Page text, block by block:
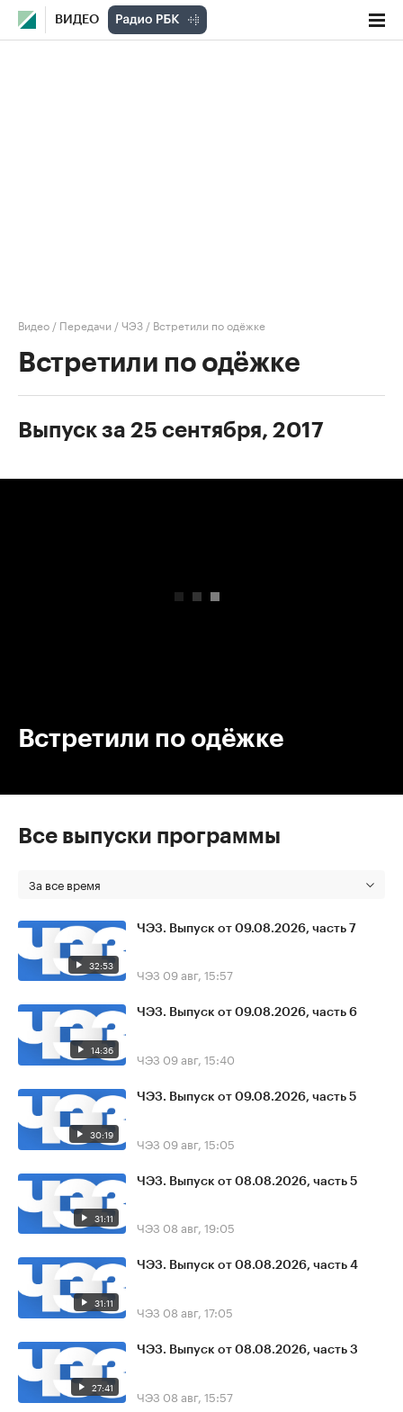
ВИДЕО
Видео / Передачи /ЧЭЗ / Встретили по одёжке
Встретили по одёжке
Выпуск за 25 сентября, 2017
Встретили по одёжке
Все выпуски программы
За все время
32:53
ЧЭЗ. Выпуск от 09.08.2026, часть 7
ЧЭЗ 09 авг, 15:57
14:36
ЧЭЗ. Выпуск от 09.08.2026, часть 6
ЧЭЗ 09 авг, 15:40
30:19
ЧЭЗ. Выпуск от 09.08.2026, часть 5
ЧЭЗ 09 авг, 15:05
31:11
ЧЭЗ. Выпуск от 08.08.2026, часть 5
ЧЭЗ 08 авг, 19:05
31:11
ЧЭЗ. Выпуск от 08.08.2026, часть 4
ЧЭЗ 08 авг, 17:05
27:41
ЧЭЗ. Выпуск от 08.08.2026, часть 3
ЧЭЗ 08 авг, 15:57